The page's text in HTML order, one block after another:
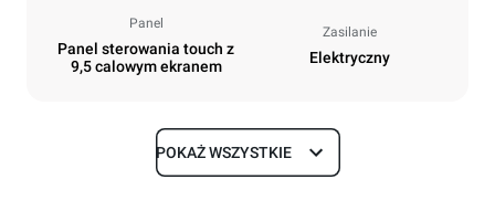
Panel
Panel sterowania touch z
9,5 calowym ekranem
Zasilanie
Elektryczny
Rozmiar
POKAŻ WSZYSTKIE